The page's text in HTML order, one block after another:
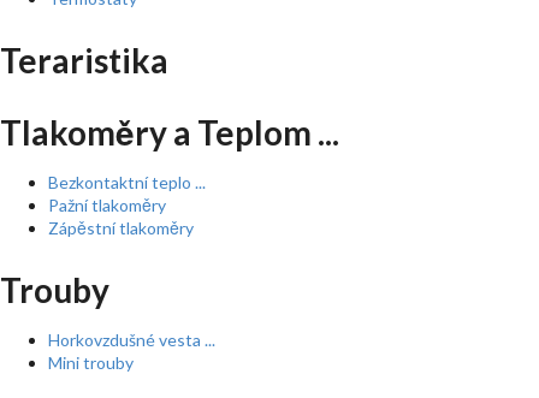
Teraristika
Tlakoměry a Teplom ...
Bezkontaktní teplo ...
Pažní tlakoměry
Zápěstní tlakoměry
Trouby
Horkovzdušné vesta ...
Mini trouby